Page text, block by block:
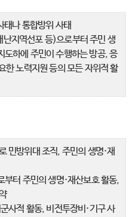
태나 통합방위 사태
지역선포 등)으로부터 주민 생
도하에 주민이 수행하는 방공, 응
한 노력지원 등의 모든 자위적 활
민방위대 조직, 주민의 생명·재
터 주민의 생명·재산보호 활동,
사적 활동, 비전투장비·기구 사